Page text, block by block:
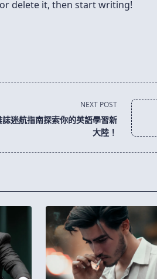
delete it, then start writing!
NEXT POST
誌迷航指南探索你的英語學習新
大陸！